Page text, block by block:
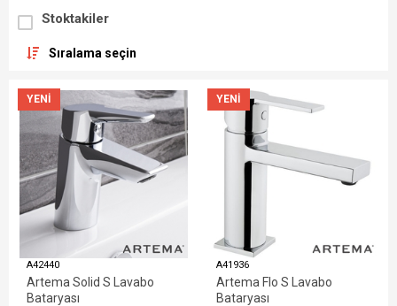
Stoktakiler
Sıralama seçin
YENI
A42440
Artema Solid S Lavabo
Bataryası
YENI
A41936
Artema Flo S Lavabo
Bataryası